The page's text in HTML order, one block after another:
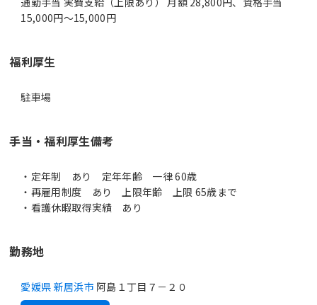
15,000円～15,000円
福利厚生
駐車場
手当・福利厚生備考
・定年制 あり 定年年齢 一律 60歳
・再雇用制度 あり 上限年齢 上限 65歳まで
・看護休暇取得実績 あり
勤務地
愛媛県 新居浜市 阿島１丁目７－２０